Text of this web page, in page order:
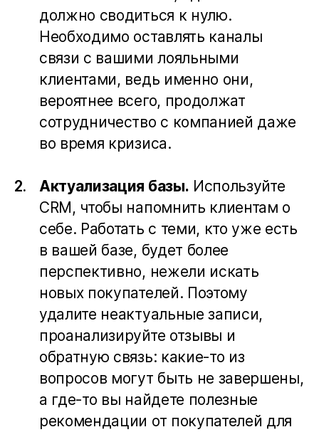
должно сводиться к нулю.
Необходимо оставлять каналы
связи с вашими лояльными
клиентами, ведь именно они,
вероятнее всего, продолжат
сотрудничество с компанией даже
во время кризиса.
Актуализация базы. Используйте
CRM, чтобы напомнить клиентам о
себе. Работать с теми, кто уже есть
в вашей базе, будет более
перспективно, нежели искать
новых покупателей. Поэтому
удалите неактуальные записи,
проанализируйте отзывы и
обратную связь: какие-то из
вопросов могут быть не завершены,
а где-то вы найдете полезные
рекомендации от покупателей для